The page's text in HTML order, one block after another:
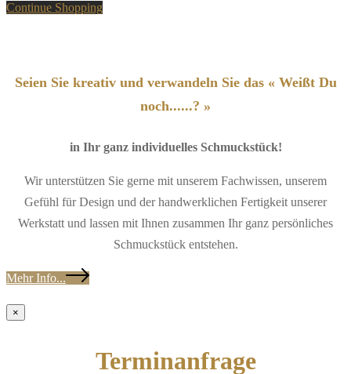
Continue Shopping
Seien Sie kreativ und verwandeln Sie das « Weißt Du
noch......? »
in Ihr ganz individuelles Schmuckstück!
Wir unterstützen Sie gerne mit unserem Fachwissen, unserem
Gefühl für Design und der handwerklichen Fertigkeit unserer
Werkstatt und lassen mit Ihnen zusammen Ihr ganz persönliches
Schmuckstück entstehen.
Mehr Info...
×
Terminanfrage